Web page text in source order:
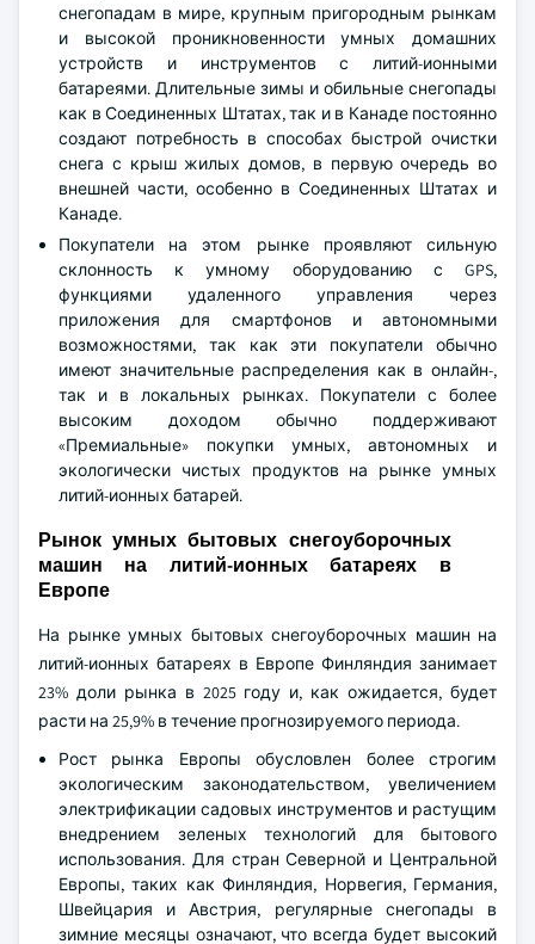
снегопадам в мире, крупным пригородным рынкам
и высокой проникновенности умных домашних
устройств и инструментов с литий-ионными
батареями. Длительные зимы и обильные снегопады
как в Соединенных Штатах, так и в Канаде постоянно
создают потребность в способах быстрой очистки
снега с крыш жилых домов, в первую очередь во
внешней части, особенно в Соединенных Штатах и
Канаде.
Покупатели на этом рынке проявляют сильную
склонность к умному оборудованию с GPS,
функциями удаленного управления через
приложения для смартфонов и автономными
возможностями, так как эти покупатели обычно
имеют значительные распределения как в онлайн-,
так и в локальных рынках. Покупатели с более
высоким доходом обычно поддерживают
«Премиальные» покупки умных, автономных и
экологически чистых продуктов на рынке умных
литий-ионных батарей.
Рынок умных бытовых снегоуборочных
машин на литий-ионных батареях в
Европе
На рынке умных бытовых снегоуборочных машин на
литий-ионных батареях в Европе Финляндия занимает
23% доли рынка в 2025 году и, как ожидается, будет
расти на 25,9% в течение прогнозируемого периода.
Рост рынка Европы обусловлен более строгим
экологическим законодательством, увеличением
электрификации садовых инструментов и растущим
внедрением зеленых технологий для бытового
использования. Для стран Северной и Центральной
Европы, таких как Финляндия, Норвегия, Германия,
Швейцария и Австрия, регулярные снегопады в
зимние месяцы означают, что всегда будет высокий